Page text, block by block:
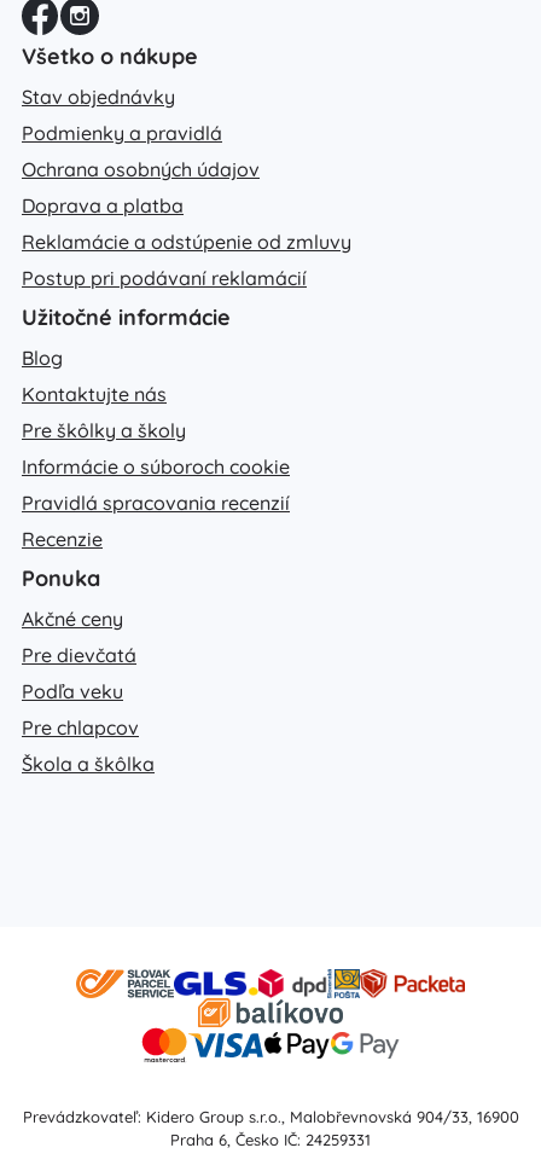
Všetko o nákupe
Stav objednávky
Podmienky a pravidlá
Ochrana osobných údajov
Doprava a platba
Reklamácie a odstúpenie od zmluvy
Postup pri podávaní reklamácií
Užitočné informácie
Blog
Kontaktujte nás
Pre škôlky a školy
Informácie o súboroch cookie
Pravidlá spracovania recenzií
Recenzie
Ponuka
Akčné ceny
Pre dievčatá
Podľa veku
Pre chlapcov
Škola a škôlka
Prevádzkovateľ: Kidero Group s.r.o., Malobřevnovská 904/33, 16900
Praha 6, Česko IČ: 24259331